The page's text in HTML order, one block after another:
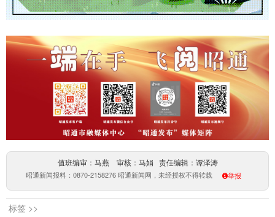
值班编审：马燕 审核：马娟 责任编辑：谭泽涛
昭通新闻报料：0870-2158276 昭通新闻网，未经授权不得转载 举报
标签 >>